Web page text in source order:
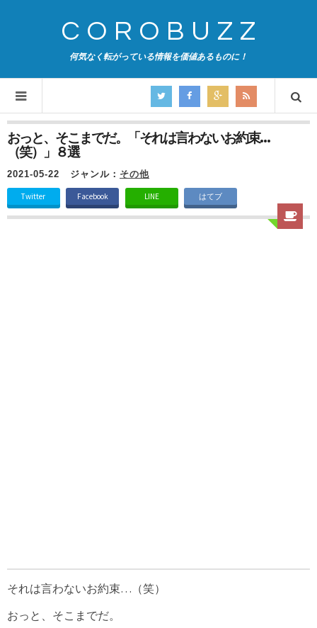
COROBUZZ
何気なく転がっている情報を価値あるものに！
おっと、そこまでだ。「それは言わないお約束…
（笑）」８選
2021-05-22 ジャンル： その他
Twitter Facebook LINE はてブ
それは言わないお約束…（笑）
おっと、そこまでだ。